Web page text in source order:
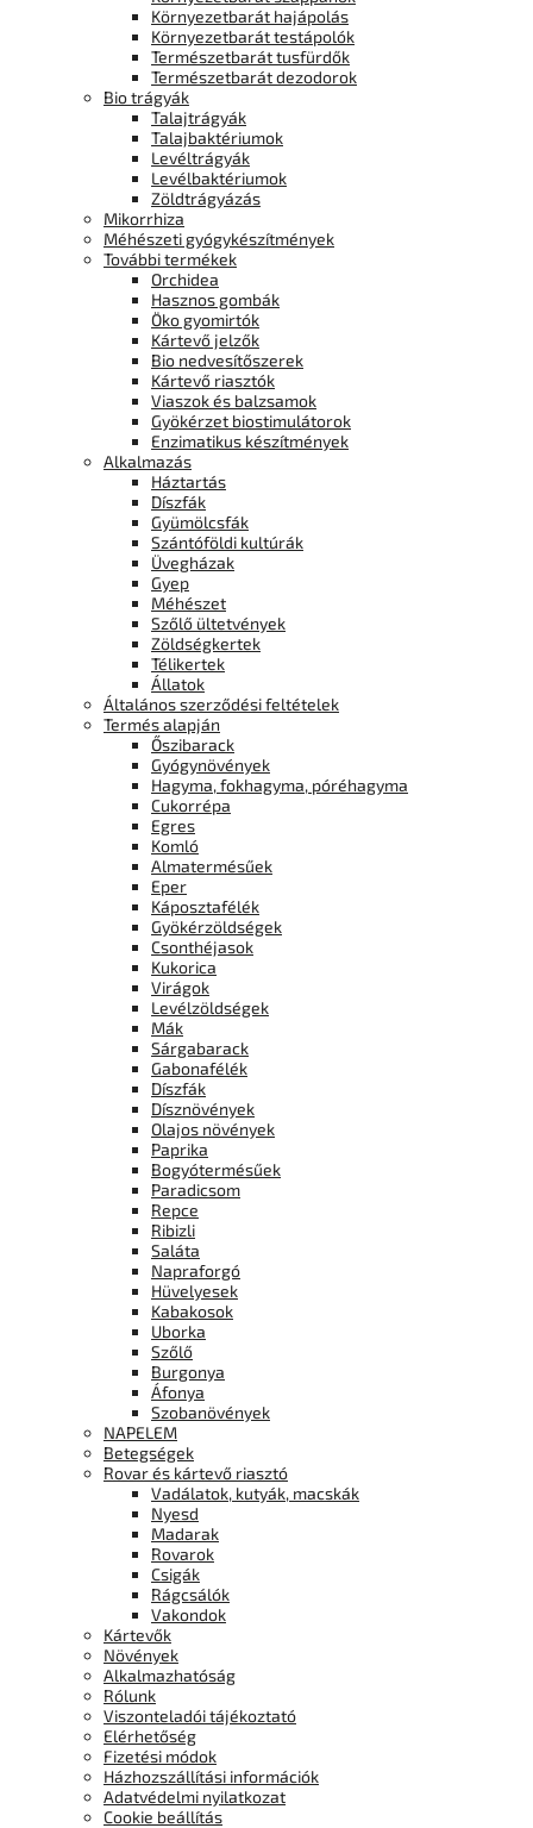
Környezetbarát hajápolás
Környezetbarát testápolók
Természetbarát tusfürdők
Természetbarát dezodorok
Bio trágyák
Talajtrágyák
Talajbaktériumok
Levéltrágyák
Levélbaktériumok
Zöldtrágyázás
Mikorrhiza
Méhészeti gyógykészítmények
További termékek
Orchidea
Hasznos gombák
Öko gyomirtók
Kártevő jelzők
Bio nedvesítőszerek
Kártevő riasztók
Viaszok és balzsamok
Gyökérzet biostimulátorok
Enzimatikus készítmények
Alkalmazás
Háztartás
Díszfák
Gyümölcsfák
Szántóföldi kultúrák
Üvegházak
Gyep
Méhészet
Szőlő ültetvények
Zöldségkertek
Télikertek
Állatok
Általános szerződési feltételek
Termés alapján
Őszibarack
Gyógynövények
Hagyma, fokhagyma, póréhagyma
Cukorrépa
Egres
Komló
Almatermésűek
Eper
Káposztafélék
Gyökérzöldségek
Csonthéjasok
Kukorica
Virágok
Levélzöldségek
Mák
Sárgabarack
Gabonafélék
Díszfák
Dísznövények
Olajos növények
Paprika
Bogyótermésűek
Paradicsom
Repce
Ribizli
Saláta
Napraforgó
Hüvelyesek
Kabakosok
Uborka
Szőlő
Burgonya
Áfonya
Szobanövények
NAPELEM
Betegségek
Rovar és kártevő riasztó
Vadálatok, kutyák, macskák
Nyesd
Madarak
Rovarok
Csigák
Rágcsálók
Vakondok
Kártevők
Növények
Alkalmazhatóság
Rólunk
Viszonteladói tájékoztató
Elérhetőség
Fizetési módok
Házhozszállítási információk
Adatvédelmi nyilatkozat
Cookie beállítás